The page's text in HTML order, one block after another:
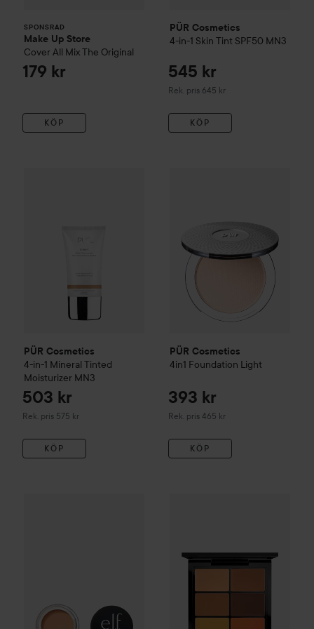
SPONSRAD
Make Up Store
Cover All MixThe Original
179 kr
KÖP
PÜR Cosmetics
4-in-1 Skin Tint SPF50 MN3
545 kr
Rek. pris 645 kr
Rekommenderat pris 645 kr
KÖP
PÜR Cosmetics
4-in-1 Mineral Tinted
Moisturizer MN3
503 kr
Rek. pris 575 kr
Rekommenderat pris 575 kr
KÖP
PÜR Cosmetics
4in1 Foundation Light
393 kr
Rek. pris 465 kr
Rekommenderat pris 465 kr
KÖP